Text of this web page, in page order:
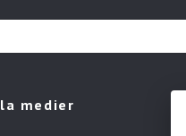
medier